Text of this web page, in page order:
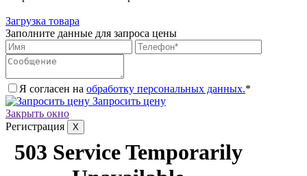
Загрузка товара
Заполните данные для запроса цены
Я согласен на обработку персональных данных.*
Запросить цену
Закрыть окно
Регистрация
X